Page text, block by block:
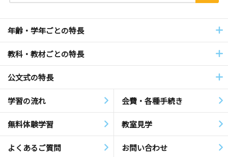
年齢・学年ごとの特長
教科・教材ごとの特長
公文式の特長
学習の流れ 会費・各種手続き
無料体験学習 教室見学
よくあるご質問 お問い合わせ